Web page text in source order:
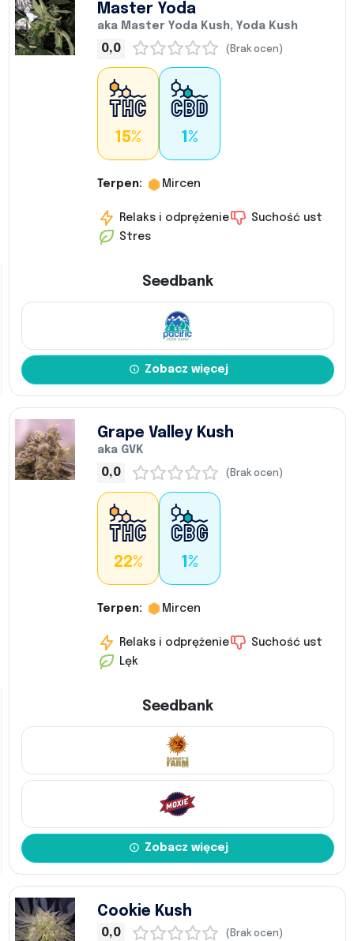
Master Yoda
aka Master Yoda Kush, Yoda Kush
0,0 (Brak ocen)
15% 1%
Terpen: Mircen
Relaks i odprężenie
Suchość ust
Stres
Seedbank
Zobacz więcej
Grape Valley Kush
aka GVK
0,0 (Brak ocen)
22% 1%
Terpen: Mircen
Relaks i odprężenie
Suchość ust
Lęk
Seedbank
Zobacz więcej
Cookie Kush
0,0 (Brak ocen)